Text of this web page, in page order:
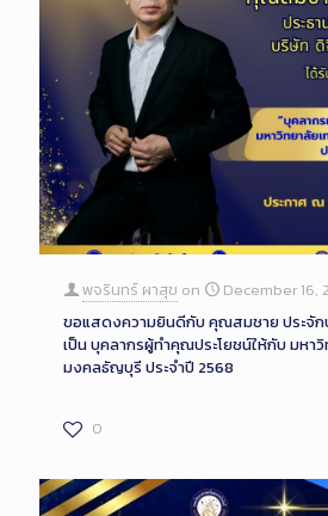
พจรินทร์ ผาสุข on
December 16,
ขอแสดงความยินดีกับ คุณสมชาย ประจัก
เป็น บุคลากรผู้ทำคุณประโยชน์ให้กับ มหา
มงคลธัญบุรี ประจำปี 2568
0